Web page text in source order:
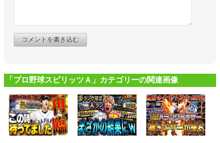
コメントを書き込む
「プロ野球スピリッツＡ」カテゴリーの関連画像